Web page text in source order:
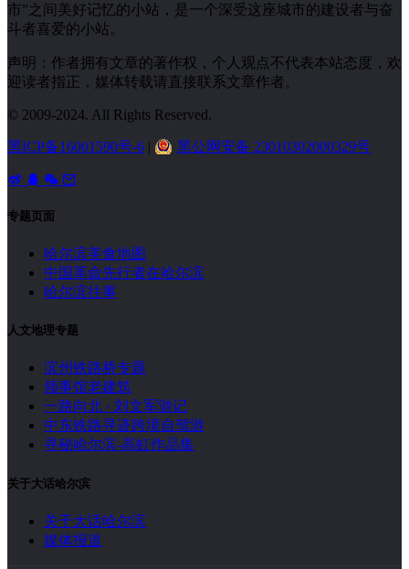
市”之间美好记忆的小站，是一个深受这座城市的建设者与奋
斗者喜爱的小站。
声明：作者拥有文章的著作权，个人观点不代表本站态度，欢
迎读者指正，媒体转载请直接联系文章作者。
© 2009-2024. All Rights Reserved.
黑ICP备16001590号-6 | 黑公网安备 23010302000329号
专题页面
哈尔滨美食地图
中国革命先行者在哈尔滨
哈尔滨往事
人文地理专题
滨州铁路桥专题
领事馆老建筑
一路向北 · 刘文军游记
中东铁路寻迹跨境自驾游
寻秘哈尔滨-高虹作品集
关于大话哈尔滨
关于大话哈尔滨
媒体报道